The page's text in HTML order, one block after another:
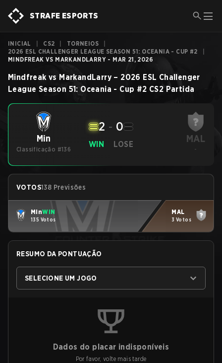
STRAFE ESPORTS
INICIAL CS2 TORNEIOS
2026 ESL CHALLENGER LEAGUE SEASON 51: OCEANIA - CUP #2
MINDFREAK VS MARKANDLARRY - MAR 21, 2026
Mindfreak vs MarkandLarry – 2026 ESL Challenger
League Season 51: Oceania - Cup #2 CS2 Partida
Min
Classificação #136
WIN
2 - 0
LOSE MAL
-
VOTOS138 Previsões
MinWIN
135 Votos
MAL
3 Votos
RESUMO DA PONTUAÇÃO
SELECIONE UM JOGO
Dados do placar indisponíveis
Por favor, volte mais tarde